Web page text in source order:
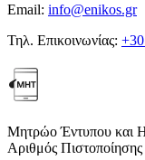
Email: info@enikos.gr
Τηλ. Επικοινωνίας:
Μητρώο Έντυπου και
Αριθμός